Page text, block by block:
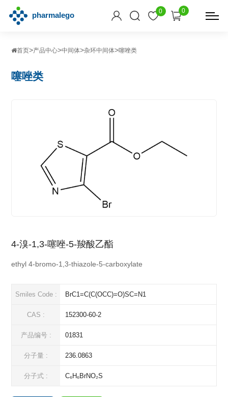
0 0
首页>产品中心>中间体>杂环中间体>噻唑类
噻唑类
4-溴-1,3-噻唑-5-羧酸乙酯
ethyl 4-bromo-1,3-thiazole-5-carboxylate
Smiles Code : BrC1=C(C(OCC)=O)SC=N1
CAS : 152300-60-2
产品编号 : 01831
分子量 : 236.0863
分子式 : C₆H₆BrNO₂S